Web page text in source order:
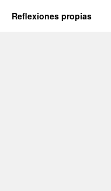
Reflexiones propias